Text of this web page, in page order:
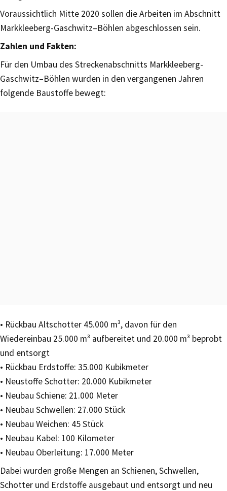
Voraussichtlich Mitte 2020 sollen die Arbeiten im Abschnitt
Markkleeberg-Gaschwitz–Böhlen abgeschlossen sein.
Zahlen und Fakten:
Für den Umbau des Streckenabschnitts Markkleeberg-
Gaschwitz–Böhlen wurden in den vergangenen Jahren
folgende Baustoffe bewegt:
• Rückbau Altschotter 45.000 m³, davon für den
Wiedereinbau 25.000 m³ aufbereitet und 20.000 m³ beprobt
und entsorgt
• Rückbau Erdstoffe: 35.000 Kubikmeter
• Neustoffe Schotter: 20.000 Kubikmeter
• Neubau Schiene: 21.000 Meter
• Neubau Schwellen: 27.000 Stück
• Neubau Weichen: 45 Stück
• Neubau Kabel: 100 Kilometer
• Neubau Oberleitung: 17.000 Meter
Dabei wurden große Mengen an Schienen, Schwellen,
Schotter und Erdstoffe ausgebaut und entsorgt und neu